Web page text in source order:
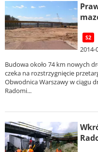
S2
2014-
Budowa około 74 km nowych
czeka na rozstrzygnięcie
Obwodnica Warszawy w ciągu
Radomi...